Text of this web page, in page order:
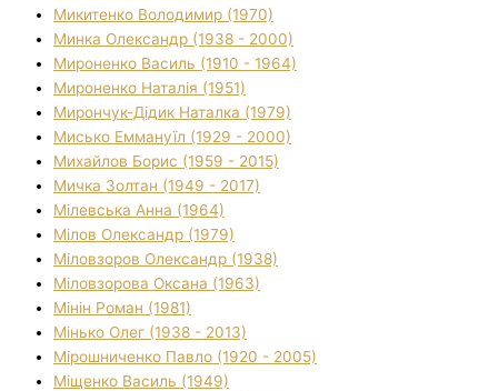
Микитенко Володимир (1970)
Минка Олександр (1938 - 2000)
Мироненко Василь (1910 - 1964)
Мироненко Наталія (1951)
Мирончук-Дідик Наталка (1979)
Мисько Еммануїл (1929 - 2000)
Михайлов Борис (1959 - 2015)
Мичка Золтан (1949 - 2017)
Мілевська Анна (1964)
Мілов Олександр (1979)
Міловзоров Олександр (1938)
Міловзорова Оксана (1963)
Мінін Роман (1981)
Мінько Олег (1938 - 2013)
Мірошниченко Павло (1920 - 2005)
Міщенко Василь (1949)